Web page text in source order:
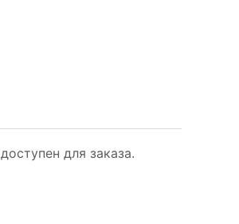
доступен для заказа.